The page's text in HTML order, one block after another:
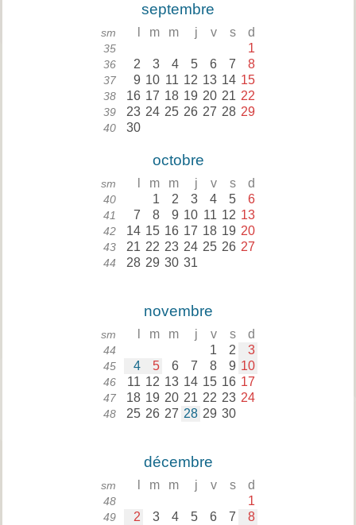
septembre
sm m m j v s d
35 1
36 2 3 4 5 6 7 8
37 9 10 11 12 13 14 15
38 16 17 18 19 20 21 22
39 23 24 25 26 27 28 29
40 30
octobre
sm m m j v s d
40 1 2 3 4 5 6
41 7 8 9 10 11 12 13
42 14 15 16 17 18 19 20
43 21 22 23 24 25 26 27
44 28 29 30 31
novembre
sm m m j v s d
44 1 2 3
45 4 5 6 7 8 9 10
46 11 12 13 14 15 16 17
47 18 19 20 21 22 23 24
48 25 26 27 28 29 30
décembre
sm m m j v s d
48 1
49 2 3 4 5 6 7 8